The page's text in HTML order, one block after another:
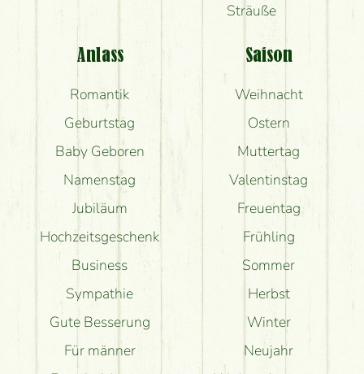
Sträuße
Anlass
Romantik
Geburtstag
Baby Geboren
Namenstag
Jubiläum
Hochzeitsgeschenk
Business
Sympathie
Gute Besserung
Für männer
Saison
Weihnacht
Ostern
Muttertag
Valentinstag
Freuentag
Frühling
Sommer
Herbst
Winter
Neujahr